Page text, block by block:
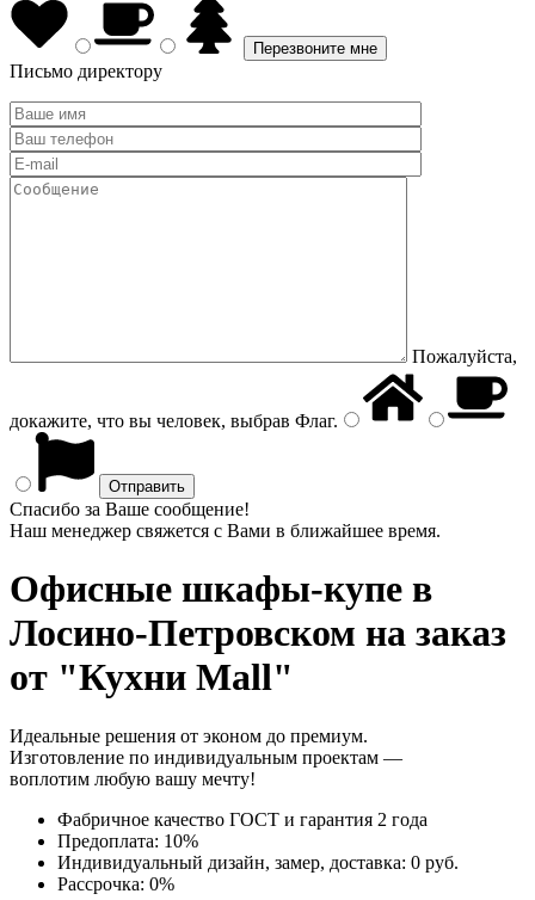
Письмо директору
Пожалуйста,
докажите, что вы человек, выбрав Флаг.
Спасибо за Ваше сообщение!
Наш менеджер свяжется с Вами в ближайшее время.
Офисные шкафы-купе в
Лосино-Петровском на заказ
от "Кухни Mall"
Идеальные решения от эконом до премиум.
Изготовление по индивидуальным проектам —
воплотим любую вашу мечту!
Фабричное качество ГОСТ и гарантия 2 года
Предоплата: 10%
Индивидуальный дизайн, замер, доставка: 0 руб.
Рассрочка: 0%